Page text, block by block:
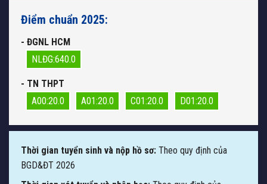
Điểm chuẩn 2025:
- ĐGNL HCM
NLĐG:640.0
- TN THPT
A00:20.0
A01:20.0 C01:20.0 D01:20.0
Thời gian tuyển sinh và nộp hồ sơ: Theo quy định của
BGD&ĐT 2026